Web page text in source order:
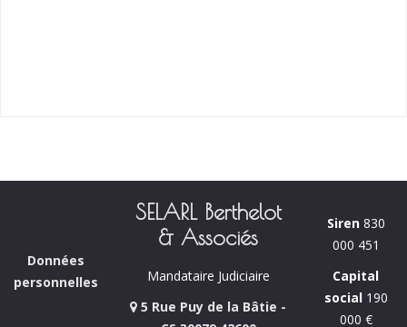
Données
personnelles
SELARL Berthelot
& Associés
Mandataire Judiciaire
5 Rue Puy de la Bâtie -
Siren830
000 451
Capital
social190
000 €